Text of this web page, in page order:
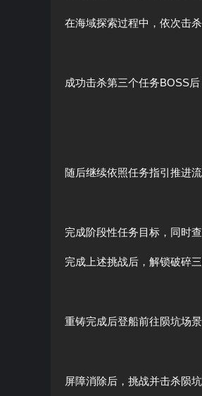
在海域探索过程中，依次击
成功击杀第三个任务BOSS后
随后继续依照任务指引推进
完成阶段性任务目标，同时
完成上述挑战后，解锁破碎
重铸完成后登船前往陨坑场
屏障消除后，挑战并击杀陨